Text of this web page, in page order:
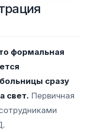
формальная
сразу
свет. Первичная